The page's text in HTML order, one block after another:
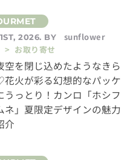
2026. BY
sunflower
> お取り寄せ
空を閉じ込めたようなきら
火が彩る幻想的なパッケ
うっとり！カンロ「ホシフ
ネ」夏限定デザインの魅力
介